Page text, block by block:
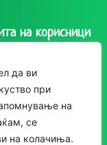
да ви
при
на
се
на колачиња.
на корисници
приватност
за колачиња
Следете нè